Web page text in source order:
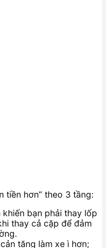
tiền hơn” theo 3 tầng:
khiến bạn phải thay lốp
thay cả cặp để đảm
tăng làm xe ì hơn;